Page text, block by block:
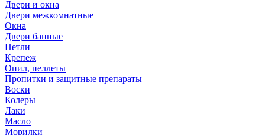
Двери и окна
Двери межкомнатные
Окна
Двери банные
Петли
Крепеж
Опил, пеллеты
Пропитки и защитные препараты
Воски
Колеры
Лаки
Масло
Морилки